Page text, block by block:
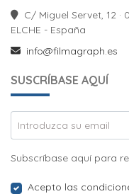
C/ Miguel Servet, 12
ELCHE - España
info@filmagraph.es
SUSCRÍBASE AQUÍ
Introduzca su email
Subscríbase aquí para
Acepto las